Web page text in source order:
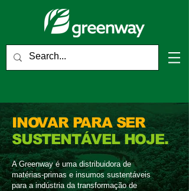
INOVAR PARA SER
SUSTENTÁVEL HOJE.
A Greenway é uma distribuidora de
matérias-primas e insumos sustentáveis
para a indústria da transformação de